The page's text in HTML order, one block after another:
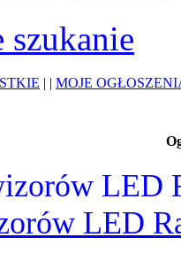
szukanie
| | MOJE
LED